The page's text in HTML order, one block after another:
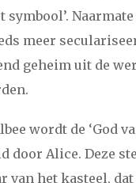
oktober
april
oktober november
maart april mei
symbool’. Naarmate
meer
geheim uit de
wordt de ‘God
door Alice. Deze
van het kasteel,